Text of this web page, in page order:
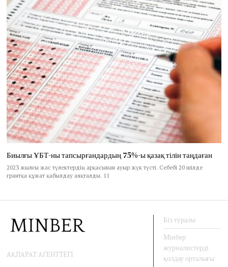
Биылғы ҰБТ-ны тапсырғандардың 75%-ы қазақ тілін таңдаған
2023 жылғы жас түлектердің арқасынан ауыр жүк түсті. Себебі 20 шілде
грантқа құжат қабылдау аяқталды. 11
АҚПАРАТ АГЕНТТЕГІ
Біз туралы
Мінбер
журналистерді
қолдау орталығы